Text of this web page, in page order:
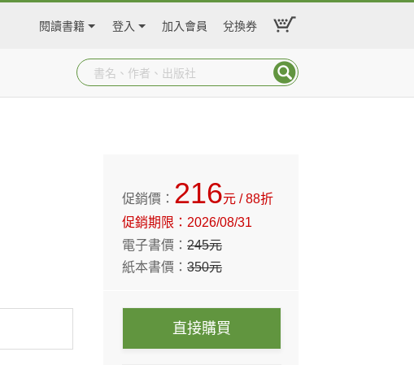
閱讀書籍 登入 加入會員 兌換券
促銷價： 216元/ 88折
促銷期限： 2026/08/31
電子書價：245元
紙本書價：350元
直接購買